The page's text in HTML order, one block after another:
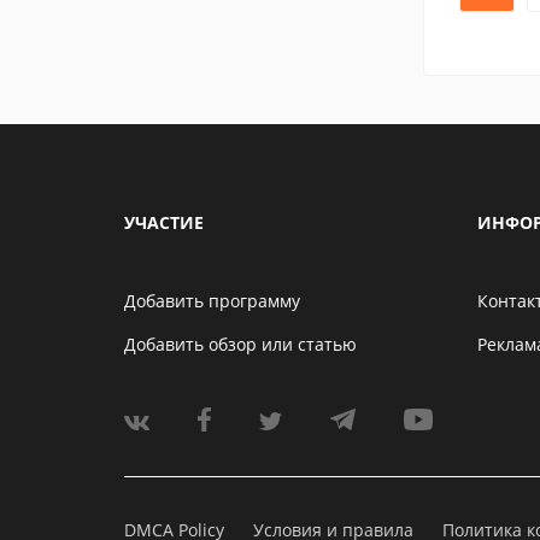
УЧАСТИЕ
Добавить программу
Добавить обзор или статью
DMCA Policy Условия и правила Политика